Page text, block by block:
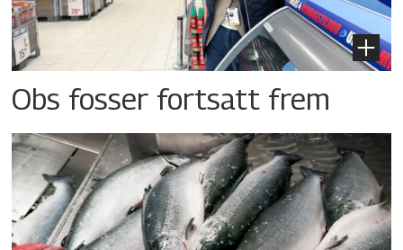
Obs fosser fortsatt frem